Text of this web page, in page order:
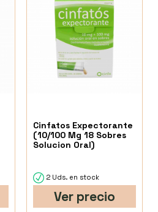
Cinfatos Expectorante
(10/100 Mg 18 Sobres
Solucion Oral)
2 Uds. en stock
Ver precio